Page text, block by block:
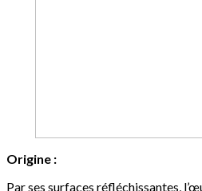
Origine :
Par ses surfaces réfléchissantes,